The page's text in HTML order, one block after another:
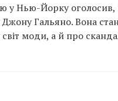
у Нью-Йорку оголосив,
Гальяно. Вона
моди, а й про